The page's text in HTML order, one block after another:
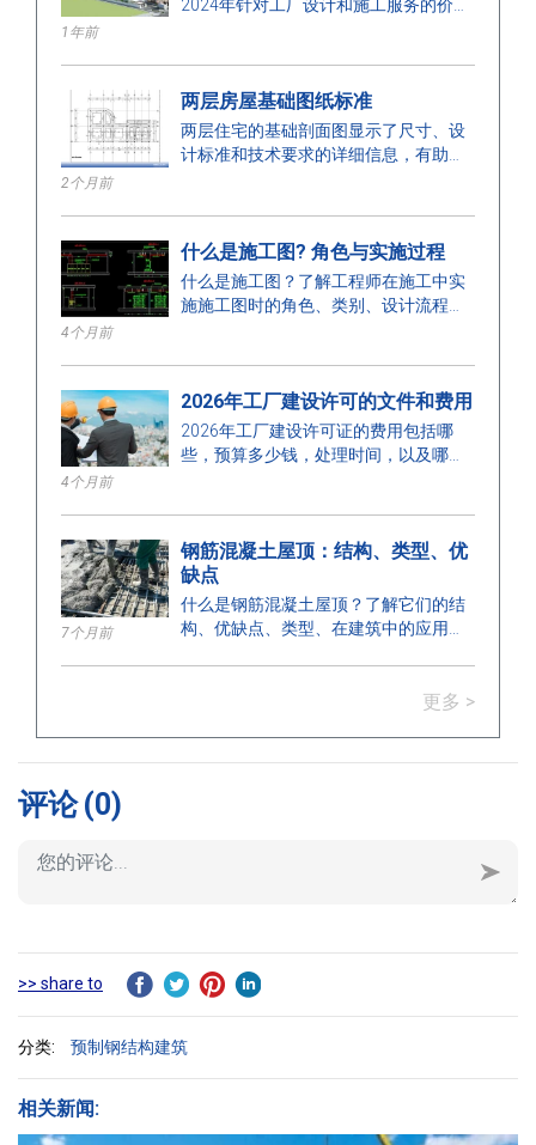
1年前
2024年针对工厂设计和施工服务的价
2个月前
两层房屋基础图纸标准
两层住宅的基础剖面图显示了尺寸、设
计标准和技术要求的详细信息，有助于
4个月前
什么是施工图? 角色与实施过程
什么是施工图？了解工程师在施工中实
施施工图时的角色、类别、设计流程和
4个月前
2026年工厂建设许可的文件和费用
2026年工厂建设许可证的费用包括哪
些，预算多少钱，处理时间，以及哪个
7个月前
钢筋混凝土屋顶：结构、类型、优
缺点
什么是钢筋混凝土屋顶？了解它们的结
构、优缺点、类型、在建筑中的应用，
更多 >
评论 (0)
>> share to
分类: 预制钢结构建筑
相关新闻: